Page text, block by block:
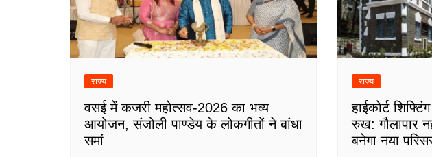
राज्य
वसई में कजरी महोत्सव-2026 का भव्य
आयोजन, संजोली पाण्डेय के लोकगीतों ने बांधा
समां
राज्य
हाईकोर्ट
रुख: गौलापार
बनेगा नया